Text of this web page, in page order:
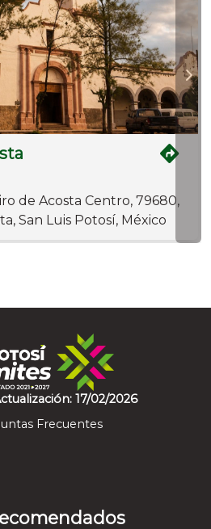
de Acosta Centro, 79680,
San Luis Potosí, México
17/02/2026
Frecuentes